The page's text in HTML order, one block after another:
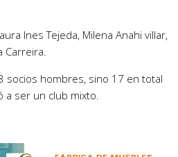
Ines Tejeda, Milena Anahi villar,
Carreira.
socios hombres, sino 17 en total
a ser un club mixto.